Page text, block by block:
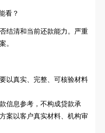
看？
结清和当前还款能力。严重
。
以真实、完整、可核验材料
信息参考，不构成贷款承
案以客户真实材料、机构审